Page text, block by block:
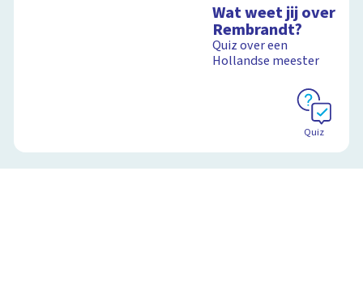
Wat weet jij over
Rembrandt?
Quiz over een
Hollandse meester
Quiz